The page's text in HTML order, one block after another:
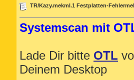
TR/Kazy.mekml.1 Festplatten-
Systemscan mit
Lade Dir bitte OTL
Deinem Desktop